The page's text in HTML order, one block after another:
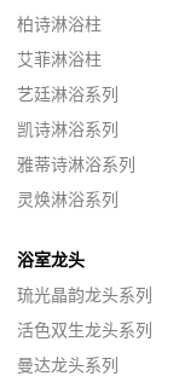
柏诗淋浴柱
艾菲淋浴柱
艺廷淋浴系列
凯诗淋浴系列
雅蒂诗淋浴系列
灵焕淋浴系列
浴室龙头
琉光晶韵龙头系列
活色双生龙头系列
曼达龙头系列